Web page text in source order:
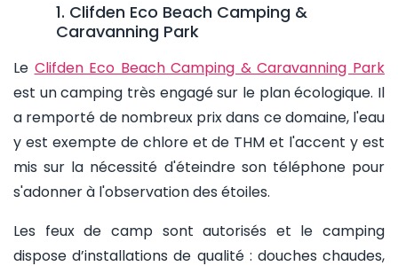
1. Clifden Eco Beach Camping &
Caravanning Park
Le Clifden Eco Beach Camping & Caravanning Park
est un camping très engagé sur le plan écologique. Il
a remporté de nombreux prix dans ce domaine, l'eau
y est exempte de chlore et de THM et l'accent y est
mis sur la nécessité d'éteindre son téléphone pour
s'adonner à l'observation des étoiles.
Les feux de camp sont autorisés et le camping
dispose d’installations de qualité : douches chaudes,